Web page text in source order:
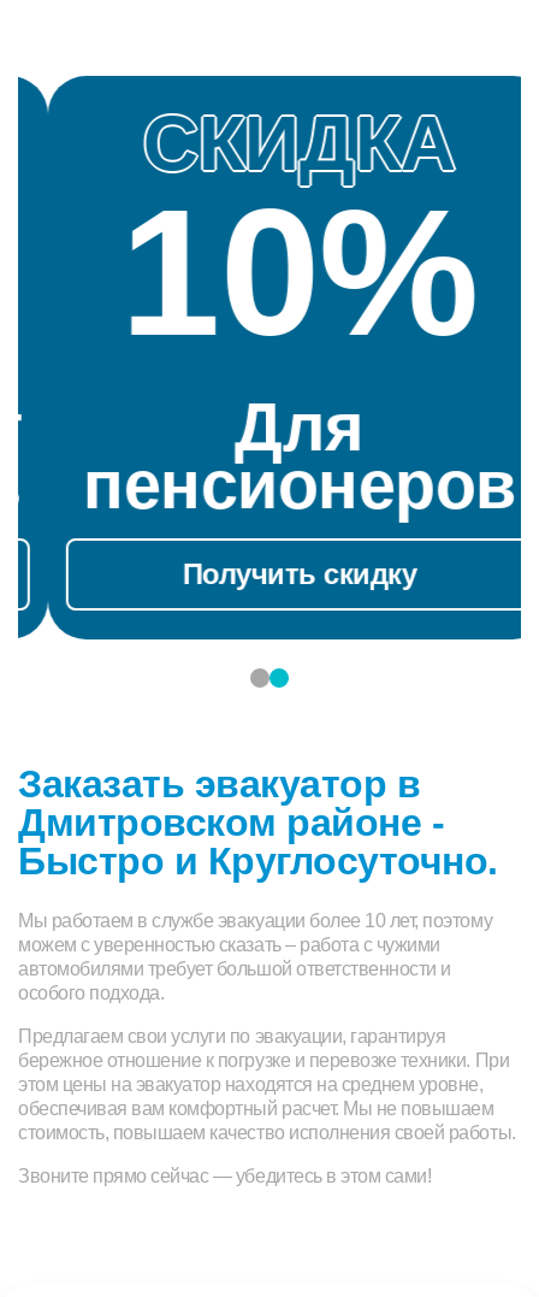
СКИДКА
10%
Для
пенсионеров
Получить скидку
Заказать эвакуатор в
Дмитровском районе -
Быстро и Круглосуточно.
Мы работаем в службе эвакуации более 10 лет, поэтому
можем с уверенностью сказать – работа с чужими
автомобилями требует большой ответственности и
особого подхода.
Предлагаем свои услуги по эвакуации, гарантируя
бережное отношение к погрузке и перевозке техники. При
этом цены на эвакуатор находятся на среднем уровне,
обеспечивая вам комфортный расчет. Мы не повышаем
стоимость, повышаем качество исполнения своей работы.
Звоните прямо сейчас — убедитесь в этом сами!